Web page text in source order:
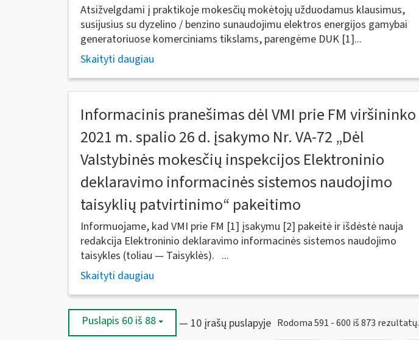
Atsižvelgdami į praktikoje mokesčių mokėtojų užduodamus klausimus,
susijusius su dyzelino / benzino sunaudojimu elektros energijos gamybai
generatoriuose komerciniams tikslams, parengėme DUK [1]...
Skaityti daugiau
Informacinis pranešimas dėl VMI prie FM viršininko
2021 m. spalio 26 d. įsakymo Nr. VA-72 „Dėl
Valstybinės mokesčių inspekcijos Elektroninio
deklaravimo informacinės sistemos naudojimo
taisyklių patvirtinimo“ pakeitimo
Informuojame, kad VMI prie FM [1] įsakymu [2] pakeitė ir išdėstė nauja
redakcija Elektroninio deklaravimo informacinės sistemos naudojimo
taisykles (toliau — Taisyklės). ...
Skaityti daugiau
Puslapis 60 iš 88 — 10 įrašų puslapyje Rodoma 591 - 600 iš 873 rezultatų.